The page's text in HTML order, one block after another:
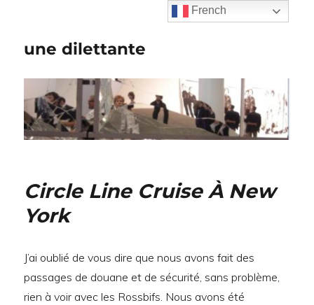
une dilettante
Circle Line Cruise À New
York
J’ai oublié de vous dire que nous avons fait des
passages de douane et de sécurité, sans problème,
rien à voir avec les Rossbifs. Nous avons été
French